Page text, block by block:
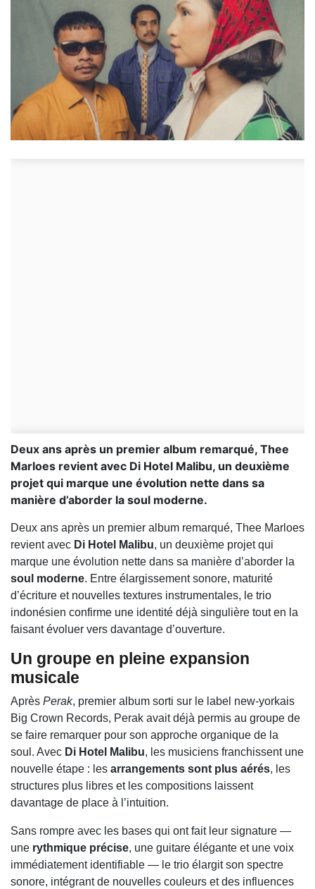
Deux ans après un premier album remarqué, Thee
Marloes revient avec Di Hotel Malibu, un deuxième
projet qui marque une évolution nette dans sa
manière d’aborder la soul moderne.
Deux ans après un premier album remarqué, Thee Marloes
revient avec Di Hotel Malibu, un deuxième projet qui
marque une évolution nette dans sa manière d’aborder la
soul moderne. Entre élargissement sonore, maturité
d’écriture et nouvelles textures instrumentales, le trio
indonésien confirme une identité déjà singulière tout en la
faisant évoluer vers davantage d’ouverture.
Un groupe en pleine expansion
musicale
Après Perak, premier album sorti sur le label new-yorkais
Big Crown Records, Perak avait déjà permis au groupe de
se faire remarquer pour son approche organique de la
soul. Avec Di Hotel Malibu, les musiciens franchissent une
nouvelle étape : les arrangements sont plus aérés, les
structures plus libres et les compositions laissent
davantage de place à l’intuition.
Sans rompre avec les bases qui ont fait leur signature —
une rythmique précise, une guitare élégante et une voix
immédiatement identifiable — le trio élargit son spectre
sonore, intégrant de nouvelles couleurs et des influences